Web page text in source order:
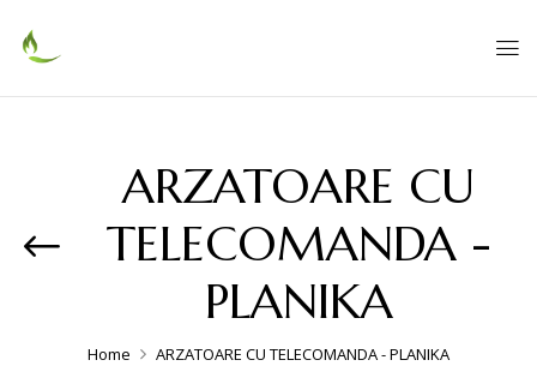
ARZATOARE CU
TELECOMANDA -
PLANIKA
Home ARZATOARE CU TELECOMANDA - PLANIKA